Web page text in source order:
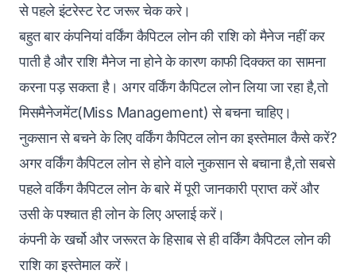
से पहले इंटरेस्ट रेट जरूर चेक करे।
बहुत बार कंपनियां वर्किंग कैपिटल लोन की राशि को मैनेज नहीं कर
पाती है और राशि मैनेज ना होने के कारण काफी दिक्कत का सामना
करना पड़ सकता है। अगर वर्किंग कैपिटल लोन लिया जा रहा है,तो
मिसमैनेजमेंट(Miss Management) से बचना चाहिए।
नुकसान से बचने के लिए वर्किंग कैपिटल लोन का इस्तेमाल कैसे करें?
अगर वर्किंग कैपिटल लोन से होने वाले नुकसान से बचाना है,तो सबसे
पहले वर्किंग कैपिटल लोन के बारे में पूरी जानकारी प्राप्त करें और
उसी के पश्चात ही लोन के लिए अप्लाई करें।
कंपनी के खर्चो और जरूरत के हिसाब से ही वर्किंग कैपिटल लोन की
राशि का इस्तेमाल करें।